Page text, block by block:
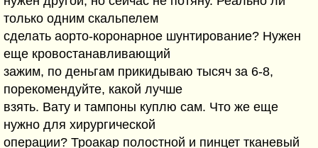
только одним скальпелем
сделать аорто-коронарное шунтирование? Нужен
еще кровостанавливающий
зажим, по деньгам прикидываю тысяч за 6-8,
порекомендуйте, какой лучше
взять. Вату и тампоны куплю сам. Что же еще
нужно для хирургической
операции? Троакар полостной и пинцет тканевый